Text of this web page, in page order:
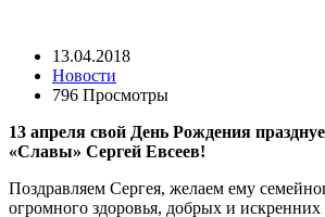
13.04.2018
Новости
796 Просмотры
13 апреля свой День Рождения
«Славы» Сергей Евсеев!
Поздравляем Сергея, желаем ему
огромного здоровья, добрых и